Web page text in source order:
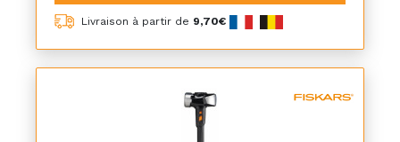
Livraison à partir de 9,70€